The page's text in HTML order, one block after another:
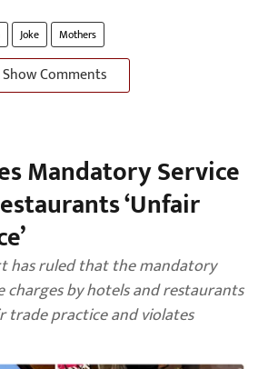
Joke Mothers
Show Comments
Mandatory Service
‘Unfair
has ruled that the mandatory
charges by hotels and restaurants
trade practice and violates